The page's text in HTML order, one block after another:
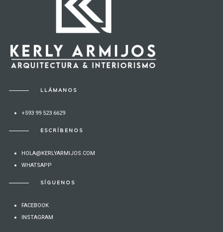
LLÁMANOS
+593 99 523 6629
ESCRÍBENOS
HOLA@KERLYARMIJOS.COM
WHATSAPP
SÍGUENOS
FACEBOOK
INSTAGRAM